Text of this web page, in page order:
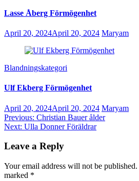
Lasse Åberg Förmögenhet
April 20, 2024April 20, 2024 Maryam
Blandningskategori
Ulf Ekberg Förmögenhet
April 20, 2024April 20, 2024 Maryam
Post
navigation
Previous: Christian Bauer ålder
Next: Ulla Donner Föräldrar
Leave a Reply
Your email address will not be published.
marked *